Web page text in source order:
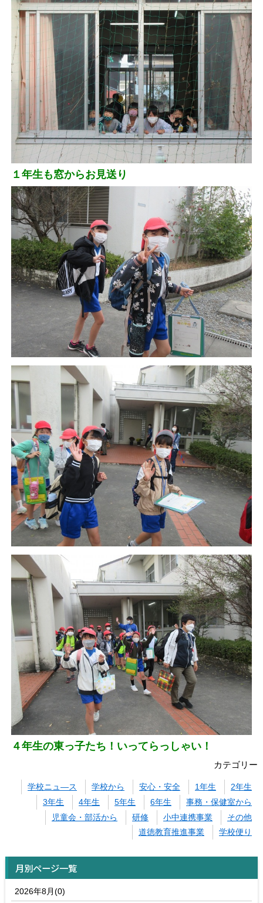
１年生も窓からお見送り
４年生の東っ子たち！いってらっしゃい！
カテゴリー
学校ニュ―ス 学校から 安心・安全 1年生
2年生
3年生
4年生 5年生 6年生
事務・保健室から
児童会・部活から
研修 小中連携事業
その他
道徳教育推進事業
学校便り
月別ページ一覧
2026年8月(0)